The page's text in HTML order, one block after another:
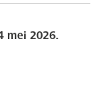
mei 2026.